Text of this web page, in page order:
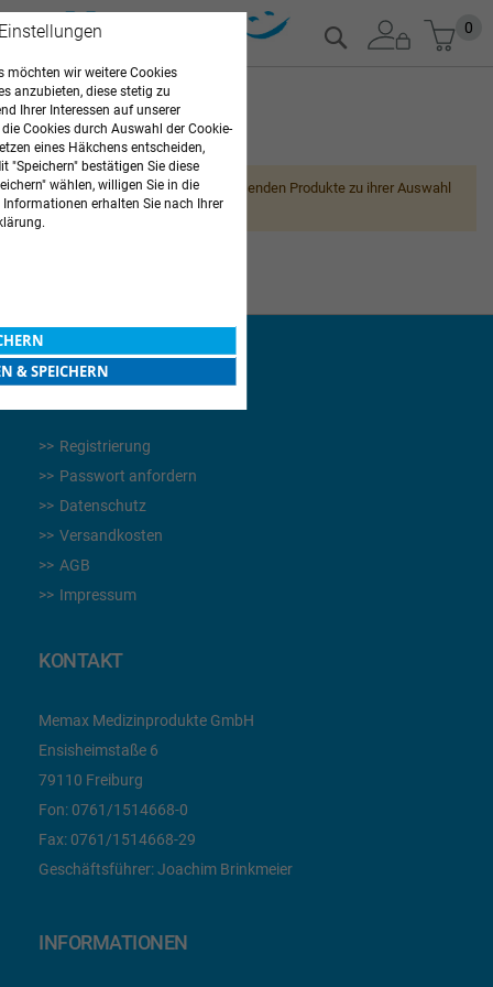
Zum
Inhalt
0
Suche
Leider können wir keine passenden Produkte zu ihrer Auswahl
finden.
ARZTBEDARF
WEITERES
Registrierung
Passwort anfordern
Datenschutz
Versandkosten
AGB
Impressum
KONTAKT
Memax Medizinprodukte GmbH
Ensisheimstaße 6
79110 Freiburg
Fon: 0761/1514668-0
Fax: 0761/1514668-29
Geschäftsführer: Joachim Brinkmeier
INFORMATIONEN
möchten wir weitere Cookies
anzubieten, diese stetig zu
Ihrer Interessen auf unserer
Cookies durch Auswahl der Cookie-
eines Häkchens entscheiden,
"Speichern" bestätigen Sie diese
wählen, willigen Sie in die
erhalten Sie nach Ihrer
& SPEICHERN